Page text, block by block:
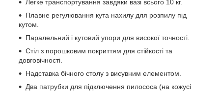
Легке транспортування завдяки вазі всього 10 кг.
Плавне регулювання кута нахилу для розпилу під
кутом.
Паралельний і кутовий упори для високої точності.
Стіл з порошковим покриттям для стійкості та
довговічності.
Надставка бічного столу з висувним елементом.
Два патрубки для підключення пилососа (на кожусі